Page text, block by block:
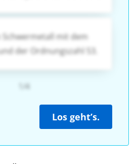
Schwermetall mit dem
der Ordnungszahl 53.
1/4
Los geht’s.